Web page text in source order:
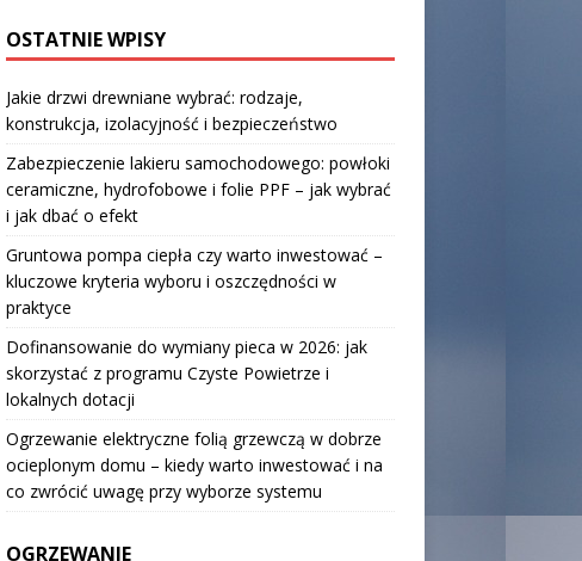
OSTATNIE WPISY
Jakie drzwi drewniane wybrać: rodzaje,
konstrukcja, izolacyjność i bezpieczeństwo
Zabezpieczenie lakieru samochodowego: powłoki
ceramiczne, hydrofobowe i folie PPF – jak wybrać
i jak dbać o efekt
Gruntowa pompa ciepła czy warto inwestować –
kluczowe kryteria wyboru i oszczędności w
praktyce
Dofinansowanie do wymiany pieca w 2026: jak
skorzystać z programu Czyste Powietrze i
lokalnych dotacji
Ogrzewanie elektryczne folią grzewczą w dobrze
ocieplonym domu – kiedy warto inwestować i na
co zwrócić uwagę przy wyborze systemu
OGRZEWANIE